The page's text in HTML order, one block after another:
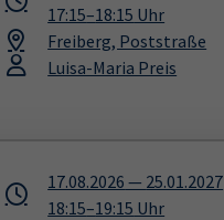
17:15–18:15 Uhr
Freiberg, Poststraße
Luisa-Maria Preis
17.08.2026 — 25.01.2027
18:15–19:15 Uhr